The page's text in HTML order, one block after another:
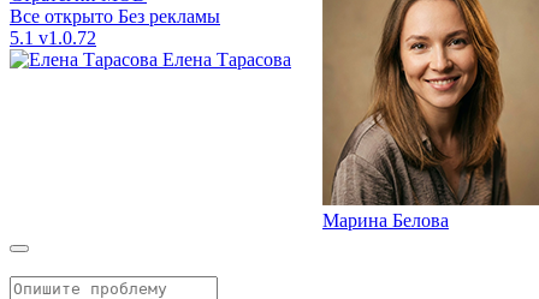
Все открыто Без рекламы
5.1 v1.0.72
Елена Тарасова
Марина Белова